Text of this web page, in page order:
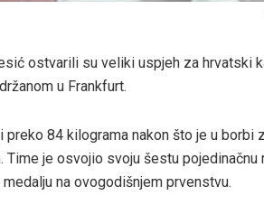
ostvarili su veliki uspjeh za hrvatski
u Frankfurt.
84 kilograma nakon što je u borbi
Time je osvojio svoju šestu
na ovogodišnjem prvenstvu.